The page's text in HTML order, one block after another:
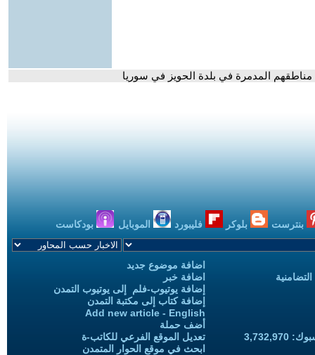
مناطقهم المدمرة في بلدة الحويز في سوريا
بنترست بلوكر فليبورد الموبايل بودكاست
اضافة موضوع جديد
اضافة خبر
إضافة يوتيوب-فلم إلى يوتيوب التمدن
إضافة كتاب إلى مكتبة التمدن
Add new article - English
أضف حملة
تعديل الموقع الفرعي للكاتب-ة
ابحث في موقع الحوار المتمدن